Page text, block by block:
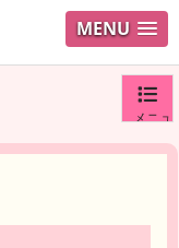
MENU
メニュ